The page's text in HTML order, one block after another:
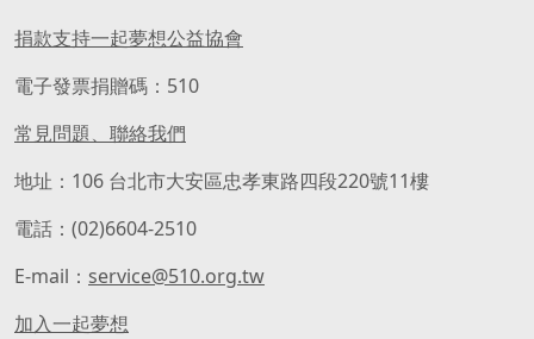
捐款支持一起夢想公益協會
電子發票捐贈碼：510
常見問題、聯絡我們
地址：106 台北市大安區忠孝東路四段220號11樓
電話：(02)6604-2510
E-mail： service@510.org.tw
加入一起夢想